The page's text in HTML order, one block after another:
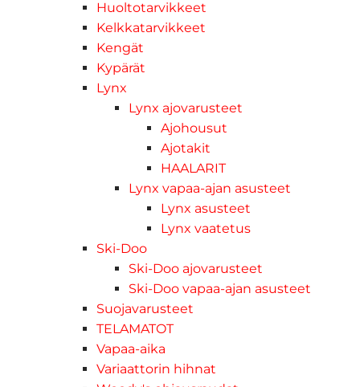
Huoltotarvikkeet
Kelkkatarvikkeet
Kengät
Kypärät
Lynx
Lynx ajovarusteet
Ajohousut
Ajotakit
HAALARIT
Lynx vapaa-ajan asusteet
Lynx asusteet
Lynx vaatetus
Ski-Doo
Ski-Doo ajovarusteet
Ski-Doo vapaa-ajan asusteet
Suojavarusteet
TELAMATOT
Vapaa-aika
Variaattorin hihnat